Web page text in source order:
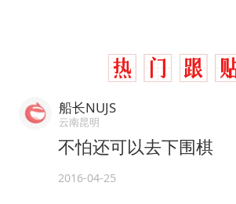
船长NUJS
云南昆明
不怕还可以去下围棋
2016-04-25